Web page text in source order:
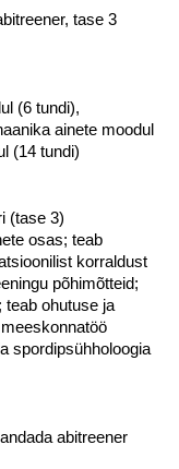
tase 3
(6 tundi),
ainete moodul
(14 tundi)
(tase 3)
osas; teab
korraldust
põhimõtteid;
teab ohutuse ja
spordipsühholoogia
abitreener